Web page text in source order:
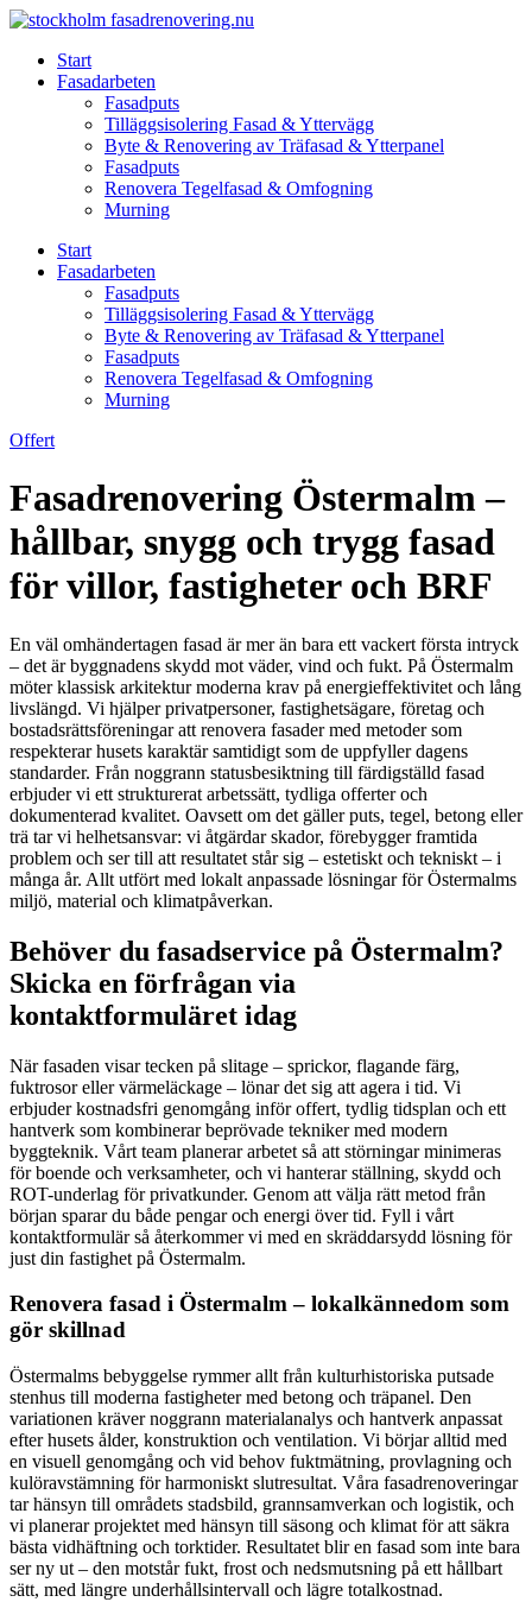
Skip
contentStart
Fasadarbeten
Fasadputs
Tilläggsisolering Fasad & Yttervägg
Byte & Renovering av Träfasad & Ytterpanel
Fasadputs
Renovera Tegelfasad & Omfogning
Murning
Start
Fasadarbeten
Fasadputs
Tilläggsisolering Fasad & Yttervägg
Byte & Renovering av Träfasad & Ytterpanel
Fasadputs
Renovera Tegelfasad & Omfogning
Murning
Offert
Fasadrenovering Östermalm –
hållbar, snygg och trygg fasad
för villor, fastigheter och BRF
En väl omhändertagen fasad är mer än bara ett vackert första intryck
– det är byggnadens skydd mot väder, vind och fukt. På Östermalm
möter klassisk arkitektur moderna krav på energieffektivitet och lång
livslängd. Vi hjälper privatpersoner, fastighetsägare, företag och
bostadsrättsföreningar att renovera fasader med metoder som
respekterar husets karaktär samtidigt som de uppfyller dagens
standarder. Från noggrann statusbesiktning till färdigställd fasad
erbjuder vi ett strukturerat arbetssätt, tydliga offerter och
dokumenterad kvalitet. Oavsett om det gäller puts, tegel, betong eller
trä tar vi helhetsansvar: vi åtgärdar skador, förebygger framtida
problem och ser till att resultatet står sig – estetiskt och tekniskt – i
många år. Allt utfört med lokalt anpassade lösningar för Östermalms
miljö, material och klimatpåverkan.
Behöver du fasadservice på Östermalm?
Skicka en förfrågan via
kontaktformuläret idag
När fasaden visar tecken på slitage – sprickor, flagande färg,
fuktrosor eller värmeläckage – lönar det sig att agera i tid. Vi
erbjuder kostnadsfri genomgång inför offert, tydlig tidsplan och ett
hantverk som kombinerar beprövade tekniker med modern
byggteknik. Vårt team planerar arbetet så att störningar minimeras
för boende och verksamheter, och vi hanterar ställning, skydd och
ROT-underlag för privatkunder. Genom att välja rätt metod från
början sparar du både pengar och energi över tid. Fyll i vårt
kontaktformulär så återkommer vi med en skräddarsydd lösning för
just din fastighet på Östermalm.
Renovera fasad i Östermalm – lokalkännedom som
gör skillnad
Östermalms bebyggelse rymmer allt från kulturhistoriska putsade
stenhus till moderna fastigheter med betong och träpanel. Den
variationen kräver noggrann materialanalys och hantverk anpassat
efter husets ålder, konstruktion och ventilation. Vi börjar alltid med
en visuell genomgång och vid behov fuktmätning, provlagning och
kulöravstämning för harmoniskt slutresultat. Våra fasadrenoveringar
tar hänsyn till områdets stadsbild, grannsamverkan och logistik, och
vi planerar projektet med hänsyn till säsong och klimat för att säkra
bästa vidhäftning och torktider. Resultatet blir en fasad som inte bara
ser ny ut – den motstår fukt, frost och nedsmutsning på ett hållbart
sätt, med längre underhållsintervall och lägre totalkostnad.